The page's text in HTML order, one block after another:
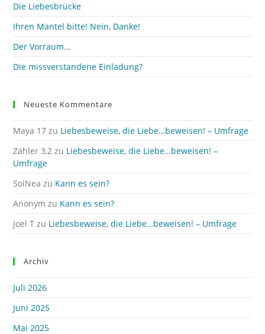
Die Liebesbrücke
Ihren Mantel bitte! Nein, Danke!
Der Vorraum…
Die missverstandene Einladung?
Neueste Kommentare
Maya 17 zu Liebesbeweise, die Liebe…beweisen! – Umfrage
Zähler 3,2 zu Liebesbeweise, die Liebe…beweisen! –
Umfrage
SoiNea zu Kann es sein?
Anonym zu Kann es sein?
Joel T zu Liebesbeweise, die Liebe…beweisen! – Umfrage
Archiv
Juli 2026
Juni 2025
Mai 2025